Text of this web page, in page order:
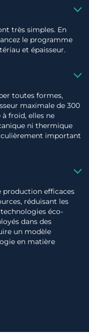
très simples. En
le programme
et épaisseur.
toutes formes,
maximale de 300
froid, elles ne
ni thermique
important
production efficaces
réduisant les
éco-
dans des
un modèle
en matière